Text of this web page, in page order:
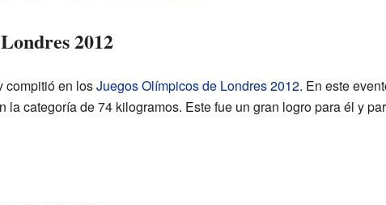
2012
compitió en losJuegos Olímpicos de Londres 2012. En este
la categoría de 74 kilogramos. Este fue un gran logro para él y